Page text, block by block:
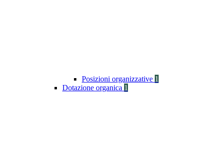
Posizioni organizzative 1
Dotazione organica 1